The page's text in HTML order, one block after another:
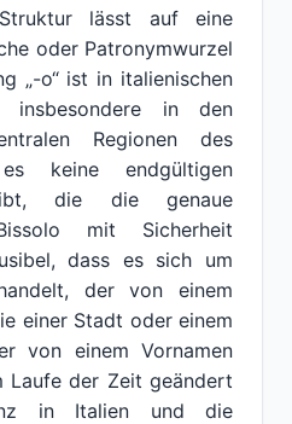
lässt auf eine
oder Patronymwurzel
„-o“ ist in italienischen
insbesondere in den
Regionen des
keine endgültigen
die die genaue
mit Sicherheit
dass es sich um
der von einem
einer Stadt oder einem
von einem Vornamen
Laufe der Zeit geändert
in Italien und die